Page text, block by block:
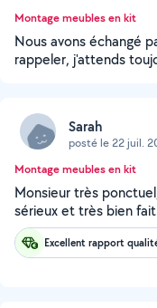
Montage meubles en kit
Nous avons échangé
rappeler, j'attends
Sarah
posté le 22 juil.
Montage meubles en kit
Monsieur très
sérieux et très bien
Excellent rapport